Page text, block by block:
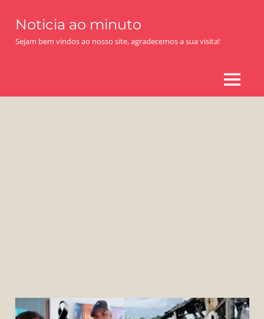
content
Noticia ao minuto
Sejam bem vindos ao nosso site, agradecemos a sua visita!
MENU